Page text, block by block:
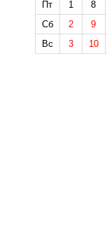
Пт
1 8
Сб
2 9
Вс
3 10